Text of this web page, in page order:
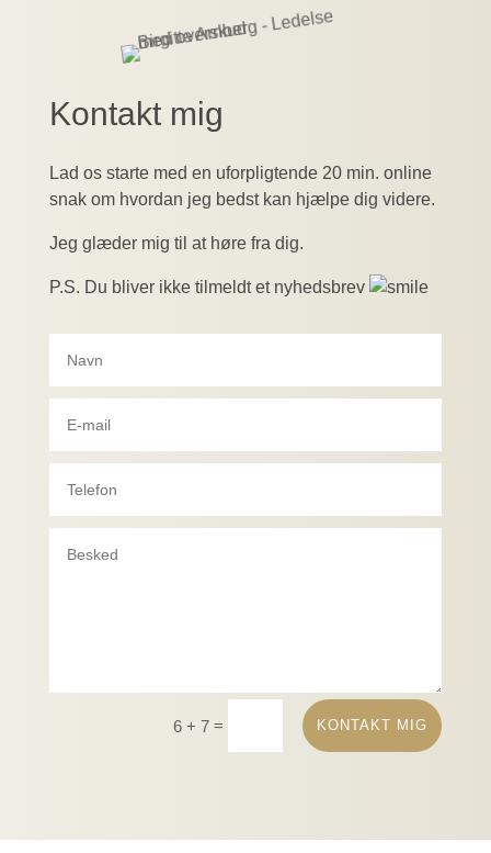
Kontakt mig
Lad os starte med en uforpligtende 20 min. online
snak om hvordan jeg bedst kan hjælpe dig videre.
Jeg glæder mig til at høre fra dig.
P.S. Du bliver ikke tilmeldt et nyhedsbrev
6 + 7 = KONTAKT MIG